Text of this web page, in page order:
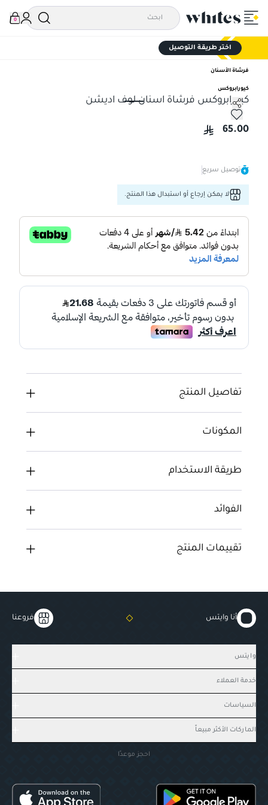
0
اختر طريقة التوصيل
فرشاة الأسنان
كيورابروكس
كيورابروكس فرشاة اسنان لوف اديشن
كيورابروكس فرشاة اسنان لوف اديشن
65.00
توصيل سريع
لا يمكن إرجاع أو استبدال هذا المنتج.
تفاصيل المنتج
المكونات
طريقة الاستخدام
الفوائد
تقييمات المنتج
أنا وايتس فروعنا
وايتس
خدمة العملاء
السياسات
الماركات الأكثر مبيعاً
احجز موعدًا